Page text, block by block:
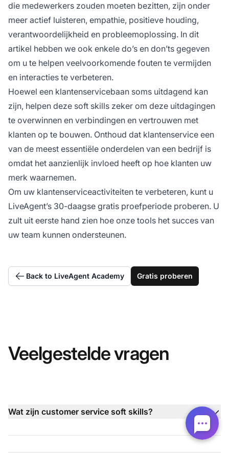
die medewerkers zouden moeten bezitten, zijn onder
meer actief luisteren, empathie, positieve houding,
verantwoordelijkheid en probleemoplossing. In dit
artikel hebben we ook enkele do’s en don’ts gegeven
om u te helpen veelvoorkomende fouten te vermijden
en interacties te verbeteren.
Hoewel een klantenservicebaan soms uitdagend kan
zijn, helpen deze soft skills zeker om deze uitdagingen
te overwinnen en verbindingen en vertrouwen met
klanten op te bouwen. Onthoud dat klantenservice een
van de meest essentiële onderdelen van een bedrijf is
omdat het aanzienlijk invloed heeft op hoe klanten uw
merk waarnemen.
Om uw klantenserviceactiviteiten te verbeteren, kunt u
LiveAgent’s 30-daagse gratis proefperiode proberen. U
zult uit eerste hand zien hoe onze tools het succes van
uw team kunnen ondersteunen.
Back to LiveAgent Academy Gratis proberen
Veelgestelde vragen
Wat zijn customer service soft skills?